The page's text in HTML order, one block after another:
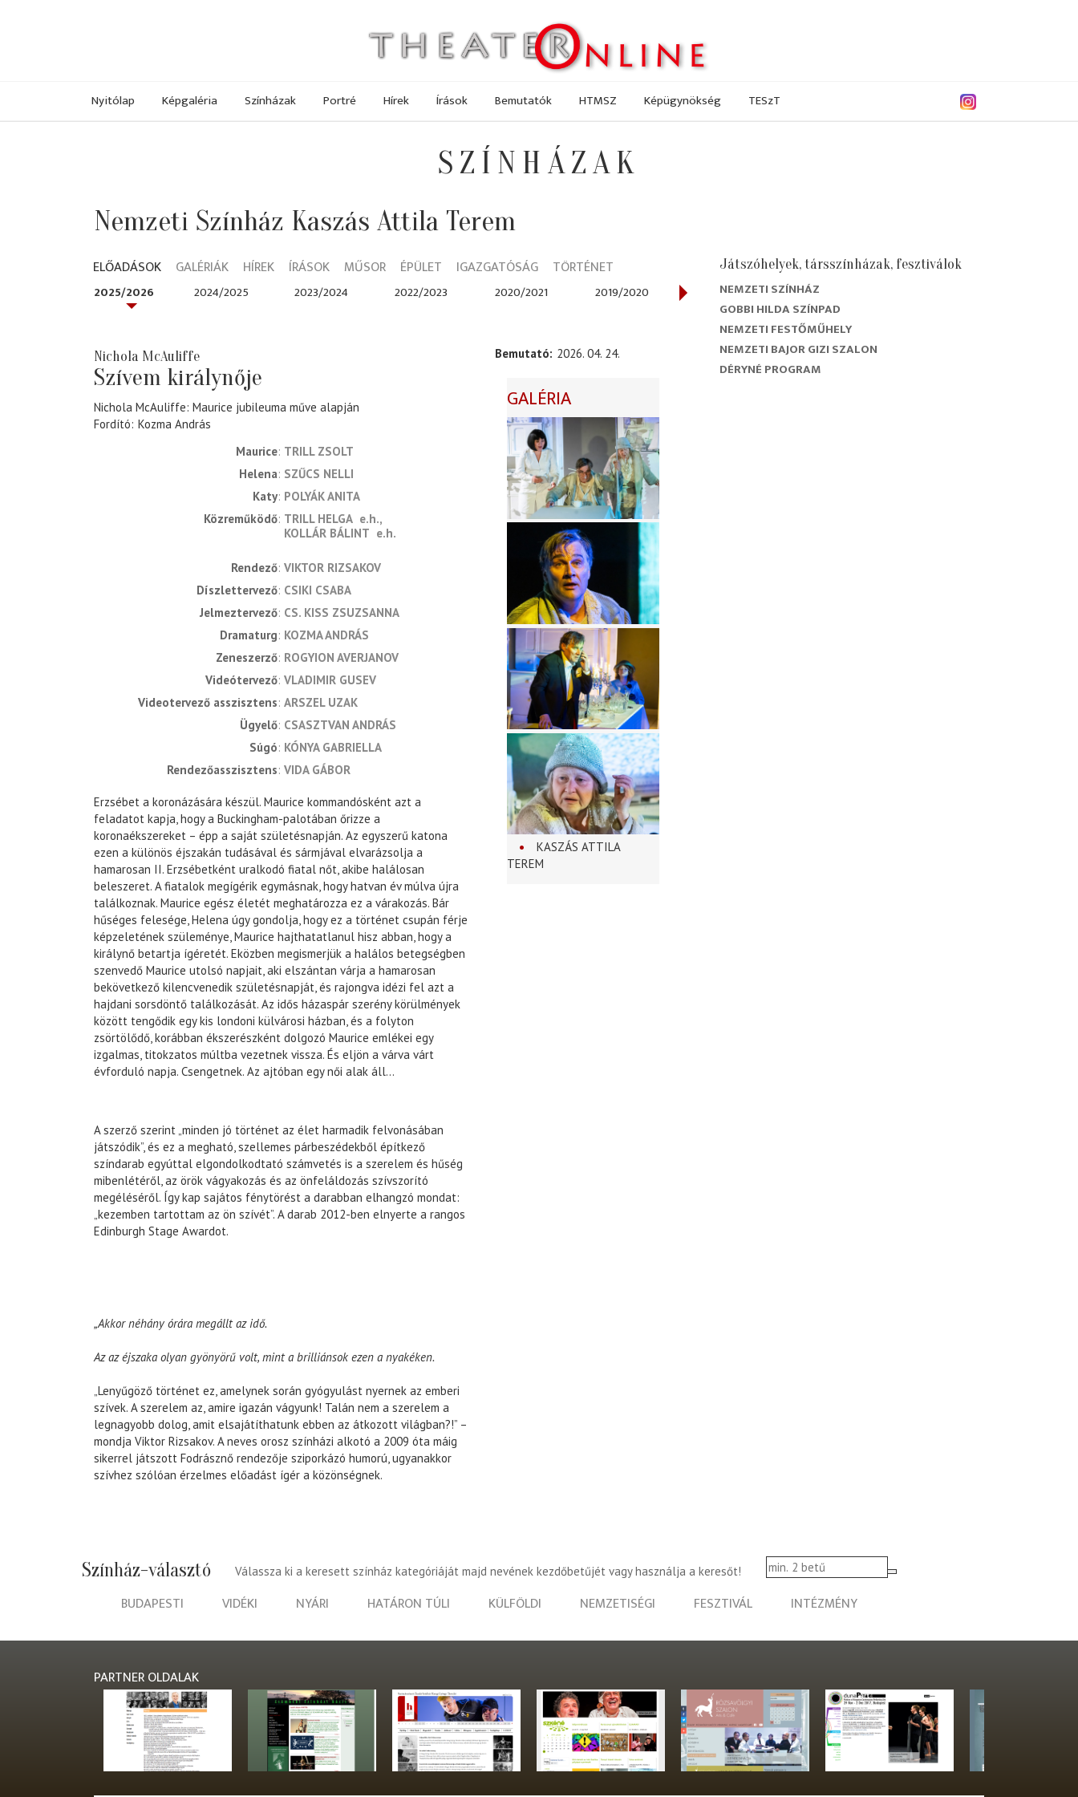
Nyitólap Képgaléria Színházak Portré Hírek Írások Bemutatók HTMSZ Képügynökség TESzT
SZÍNHÁZAK
Nemzeti Színház Kaszás Attila Terem
ELŐADÁSOK GALÉRIÁK HÍREK ÍRÁSOK MŰSOR ÉPÜLET IGAZGATÓSÁG TÖRTÉNET
2025/2026 2024/2025 2023/2024 2022/2023 2020/2021 2019/2020 2018/2019 2017/2018
Nichola McAuliffe
Szívem királynője
Nichola McAuliffe: Maurice jubileuma műve alapján
Fordító Kozma András
Maurice TRILL ZSOLT
Helena SZŰCS NELLI
Katy POLYÁK ANITA
Közreműködő TRILL HELGA e.h.
KOLLÁR BÁLINT e.h.
rendező VIKTOR RIZSAKOV
díszlettervező CSIKI CSABA
jelmeztervező CS. KISS ZSUZSANNA
dramaturg KOZMA ANDRÁS
zeneszerző ROGYION AVERJANOV
videótervező VLADIMIR GUSEV
videotervező asszisztens ARSZEL UZAK
ügyelő CSASZTVAN ANDRÁS
súgó KÓNYA GABRIELLA
rendezőasszisztens VIDA GÁBOR
Erzsébet a koronázására készül. Maurice kommandósként azt a
feladatot kapja, hogy a Buckingham-palotában őrizze a
koronaékszereket – épp a saját születésnapján. Az egyszerű katona
ezen a különös éjszakán tudásával és sármjával elvarázsolja a
hamarosan II. Erzsébetként uralkodó fiatal nőt, akibe halálosan
beleszeret. A fiatalok megígérik egymásnak, hogy hatvan év múlva újra
találkoznak. Maurice egész életét meghatározza ez a várakozás. Bár
hűséges felesége, Helena úgy gondolja, hogy ez a történet csupán férje
képzeletének szüleménye, Maurice hajthatatlanul hisz abban, hogy a
királynő betartja ígéretét. Eközben megismerjük a halálos betegségben
szenvedő Maurice utolsó napjait, aki elszántan várja a hamarosan
bekövetkező kilencvenedik születésnapját, és rajongva idézi fel azt a
hajdani sorsdöntő találkozását. Az idős házaspár szerény körülmények
között tengődik egy kis londoni külvárosi házban, és a folyton
zsörtölődő, korábban ékszerészként dolgozó Maurice emlékei egy
izgalmas, titokzatos múltba vezetnek vissza. És eljön a várva várt
évforduló napja. Csengetnek. Az ajtóban egy női alak áll...
A szerző szerint „minden jó történet az élet harmadik felvonásában
játszódik”, és ez a megható, szellemes párbeszédekből építkező
színdarab egyúttal elgondolkodtató számvetés is a szerelem és hűség
mibenlétéről, az örök vágyakozás és az önfeláldozás szívszorító
megéléséről. Így kap sajátos fénytörést a darabban elhangzó mondat:
„kezemben tartottam az ön szívét”. A darab 2012-ben elnyerte a rangos
Edinburgh Stage Awardot.
„Akkor néhány órára megállt az idő.
Az az éjszaka olyan gyönyörű volt, mint a brilliánsok ezen a nyakéken.
„Lenyűgöző történet ez, amelynek során gyógyulást nyernek az emberi
szívek. A szerelem az, amire igazán vágyunk! Talán nem a szerelem a
legnagyobb dolog, amit elsajátíthatunk ebben az átkozott világban?!” –
mondja Viktor Rizsakov. A neves orosz színházi alkotó a 2009 óta máig
sikerrel játszott Fodrásznő rendezője sziporkázó humorú, ugyanakkor
szívhez szólóan érzelmes előadást ígér a közönségnek.
Bemutató 2026. 04. 24.
GALÉRIA
KASZÁS ATTILA
TEREM
Játszóhelyek, társszínházak, fesztiválok
NEMZETI SZÍNHÁZ
GOBBI HILDA SZÍNPAD
NEMZETI FESTŐMŰHELY
NEMZETI BAJOR GIZI SZALON
DÉRYNÉ PROGRAM
Színház-választó Válassza ki a keresett színház kategóriáját majd nevének kezdőbetűjét vagy használja a keresőt!
BUDAPESTI VIDÉKI NYÁRI HATÁRON TÚLI KÜLFÖLDI NEMZETISÉGI FESZTIVÁL INTÉZMÉNY
PARTNER OLDALAK